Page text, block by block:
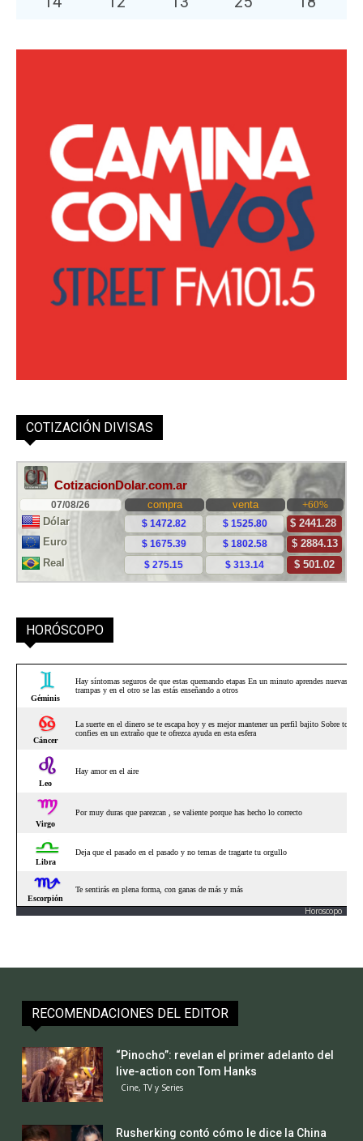
COTIZACIÓN DIVISAS
HORÓSCOPO
Horoscopo
RECOMENDACIONES DEL EDITOR
“Pinocho”: revelan el primer adelanto del
live-action con Tom Hanks
Cine, TV y Series
Rusherking contó cómo le dice la China